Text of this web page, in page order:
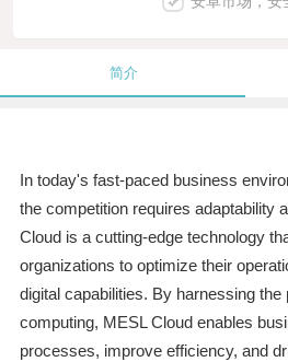
简介
In today's fast-paced business
the competition requires adaptability
Cloud is a cutting-edge technology
organizations to optimize their
digital capabilities. By harnessing the
computing, MESL Cloud enables
processes, improve efficiency, and